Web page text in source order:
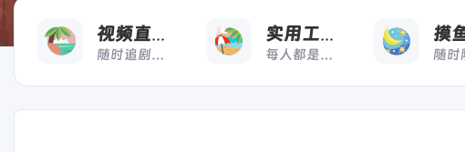
视频直播
随时追剧，想看就看
实用工具
每人都是高效打工人